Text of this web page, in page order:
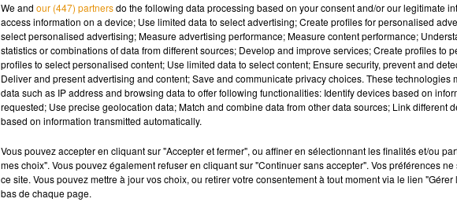
On connaît les artistes les plus
écoutés dans le monde en 2026
Lauren Bennett, voix de "Party
Rock Anthem", est décédée
We and our (447) partnersdo the following data processing based on your consent and/or our legitimate
access information on a device; Use limited data to select advertising; Create profiles for personalised
select personalised advertising; Measure advertising performance; Measure content performance;
statistics or combinations of data from different sources; Develop and improve services; Create profiles to
profiles to select personalised content; Use limited data to select content; Ensure security, prevent and
Deliver and present advertising and content; Save and communicate privacy choices. These technologies
data such as IP address and browsing data to offer following functionalities: Identify devices based on
requested; Use precise geolocation data; Match and combine data from other data sources; Link different
based on information transmitted automatically.
Vous pouvez accepter en cliquant sur "Accepter et fermer", ou affiner en sélectionnant les finalités et/ou
mes choix". Vous pouvez également refuser en cliquant sur "Continuer sans accepter". Vos préférences
ce site. Vous pouvez mettre à jour vos choix, ou retirer votre consentement à tout moment via le lien
bas de chaque page.